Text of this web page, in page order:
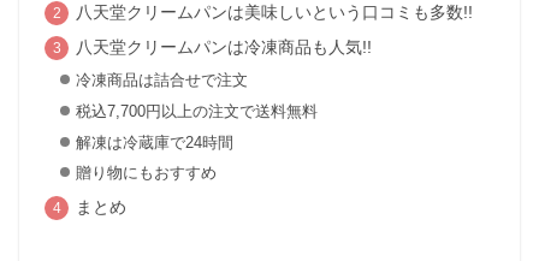
八天堂クリームパンは美味しいという口コミも多数!!
八天堂クリームパンは冷凍商品も人気!!
冷凍商品は詰合せで注文
税込7,700円以上の注文で送料無料
解凍は冷蔵庫で24時間
贈り物にもおすすめ
まとめ